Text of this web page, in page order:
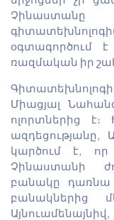
օգտագործում
ռազմական իր
Միացյալ
ոլորտներից
կարծում է,
Չինաստանի
բանակը դառնա
բանակներից